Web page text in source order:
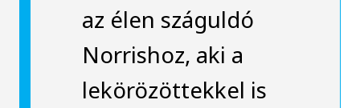
az élen száguldó
Norrishoz, aki a
lekörözöttekkel is